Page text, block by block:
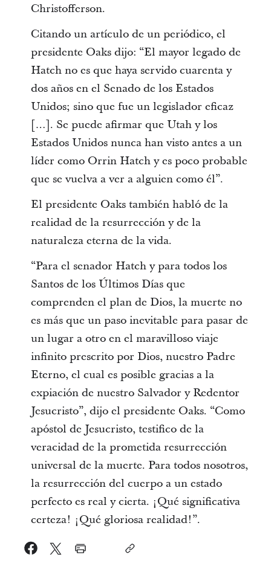
Christofferson.
Citando un artículo de un periódico, el
presidente Oaks dijo: “El mayor legado de
Hatch no es que haya servido cuarenta y
dos años en el Senado de los Estados
Unidos; sino que fue un legislador eficaz
[…]. Se puede afirmar que Utah y los
Estados Unidos nunca han visto antes a un
líder como Orrin Hatch y es poco probable
que se vuelva a ver a alguien como él”.
El presidente Oaks también habló de la
realidad de la resurrección y de la
naturaleza eterna de la vida.
“Para el senador Hatch y para todos los
Santos de los Últimos Días que
comprenden el plan de Dios, la muerte no
es más que un paso inevitable para pasar de
un lugar a otro en el maravilloso viaje
infinito prescrito por Dios, nuestro Padre
Eterno, el cual es posible gracias a la
expiación de nuestro Salvador y Redentor
Jesucristo”, dijo el presidente Oaks. “Como
apóstol de Jesucristo, testifico de la
veracidad de la prometida resurrección
universal de la muerte. Para todos nosotros,
la resurrección del cuerpo a un estado
perfecto es real y cierta. ¡Qué significativa
certeza! ¡Qué gloriosa realidad!”.